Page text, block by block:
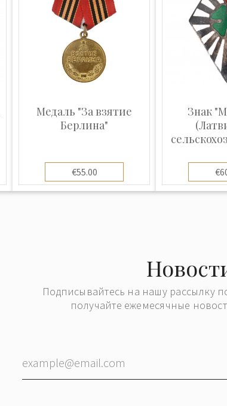
Медаль "За взятие
Берлина"
€55.00
Знак
Подписывайтесь на нашу рассылку
получайте ежемесячные